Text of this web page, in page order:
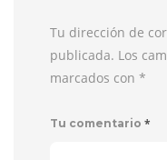
Tu dirección de
publicada. Los
marcados con *
Tu comentario *